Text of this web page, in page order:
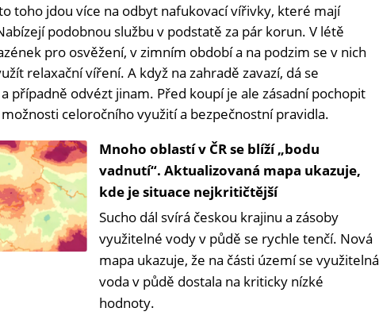
toho jdou více na odbyt nafukovací vířivky, které mají
podobnou službu v podstatě za pár korun. V létě
pro osvěžení, v zimním období a na podzim se v nich
relaxační víření. A když na zahradě zavazí, dá se
případně odvézt jinam. Před koupí je ale zásadní pochopit
celoročního využití a bezpečnostní pravidla.
Mnoho oblastí v ČR se blíží „bodu
vadnutí“. Aktualizovaná mapa ukazuje,
kde je situace nejkritičtější
Sucho dál svírá českou krajinu a zásoby
využitelné vody v půdě se rychle tenčí. Nová
mapa ukazuje, že na části území se využitelná
voda v půdě dostala na kriticky nízké
hodnoty.